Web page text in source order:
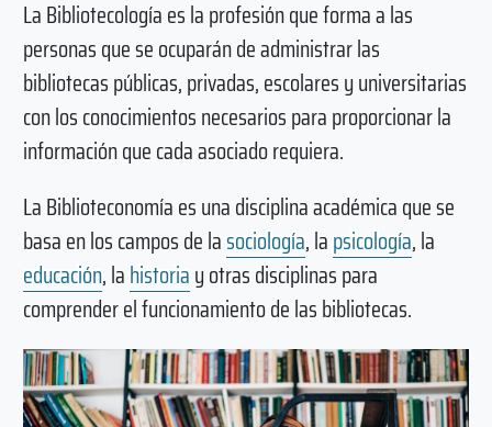
La Bibliotecología es la profesión que forma a las
personas que se ocuparán de administrar las
bibliotecas públicas, privadas, escolares y universitarias
con los conocimientos necesarios para proporcionar la
información que cada asociado requiera.
La Biblioteconomía es una disciplina académica que se
basa en los campos de lasociología, lapsicología, la
educación, lahistoriay otras disciplinas para
comprender el funcionamiento de las bibliotecas.